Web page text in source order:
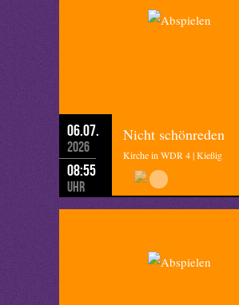
06.07.
2026
08:55
Uhr
Nicht schönreden
Kirche in WDR 4 | Kießig